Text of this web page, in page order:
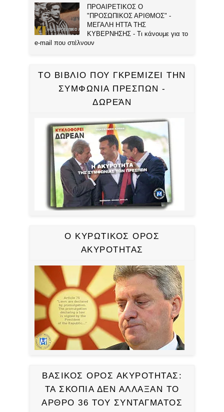
ΠΡΟΑΙΡΕΤΙΚΟΣ Ο
"ΠΡΟΣΩΠΙΚΟΣ ΑΡΙΘΜΟΣ" -
ΜΕΓΑΛΗ ΗΤΤΑ ΤΗΣ
ΚΥΒΕΡΝΗΣΗΣ - Τι κάνουμε για το
e-mail που στέλνουν
ΤΟ ΒΙΒΛΙΟ ΠΟΥ ΓΚΡΕΜΙΖΕΙ ΤΗΝ
ΣΥΜΦΩΝΙΑ ΠΡΕΣΠΩΝ -
ΔΩΡΕΆΝ
Ο ΚΥΡΩΤΙΚΟΣ ΟΡΟΣ
ΑΚΥΡΟΤΗΤΑΣ
ΒΑΣΙΚΟΣ ΟΡΟΣ ΑΚΥΡΟΤΗΤΑΣ:
ΤΑ ΣΚΟΠΙΑ ΔΕΝ ΑΛΛΑΞΑΝ ΤΟ
ΑΡΘΡΟ 36 ΤΟΥ ΣΥΝΤΑΓΜΑΤΟΣ